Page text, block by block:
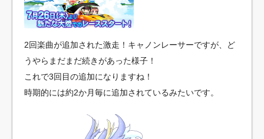
「主人公は最初は雑魚ですが話が進むにつれて最強クラス
のキャラになります」ワイ「ええやん！」
てた時のが良かったよな？？
【朗報】DF酒井高徳さん、代表復帰はあるかと聞かれて…
【IIDX】Rootage稼働間近！クロスフェード動画が閲覧可
「ヤマノススメ サードシーズン」(3期)9話感想 お風呂とお
茶でぬくぬく！でも未だ少しひなたの心には光遠く……。(画像)
2回楽曲が追加された激走！キャノンレーサーですが、ど
うやらまだまだ続きがあった様子！
これで3回目の追加になりますね！
時期的には約2か月毎に追加されているみたいです。